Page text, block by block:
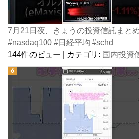
7月21日夜、きょうの投資信託まと
#nasdaq100 #日経平均 #schd
144件のビュー | カテゴリ: 国内投資